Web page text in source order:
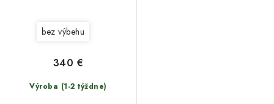
bez výbehu
Výroba (1-2 týždne)
340 €